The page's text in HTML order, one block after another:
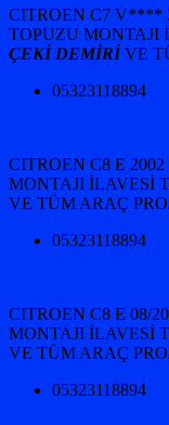
CITROEN C7 V****
TOPUZU MONTAJI
ÇEKİ DEMİRİVE
05323118894
CITROEN C8 E 2002
MONTAJI İLAVESİ
VE TÜM ARAÇ
05323118894
CITROEN C8 E 08/
MONTAJI İLAVESİ
VE TÜM ARAÇ
05323118894